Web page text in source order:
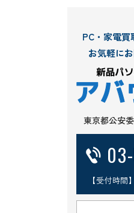
PC・家電
お気軽に
東京都公安
【受付時